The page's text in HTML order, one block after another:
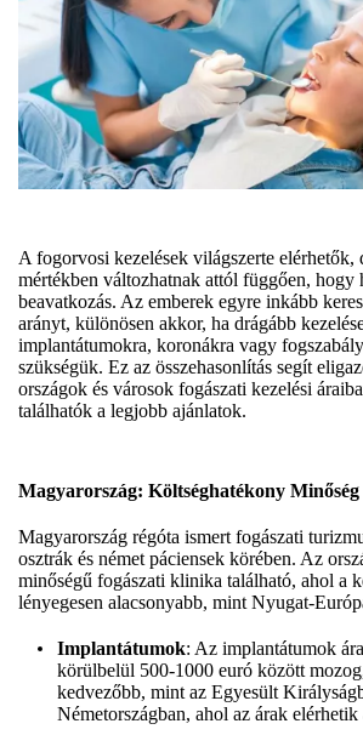
A fogorvosi kezelések világszerte elérhetők,
mértékben változhatnak attól függően, hogy
beavatkozás. Az emberek egyre inkább
arányt, különösen akkor, ha drágább
implantátumokra, koronákra vagy
szükségük. Ez az összehasonlítás segít
országok és városok fogászati kezelési
találhatók a legjobb ajánlatok.
Magyarország: Költséghatékony Minőség
Magyarország régóta ismert fogászati
osztrák és német páciensek körében. Az
minőségű fogászati klinika található, ahol a
lényegesen alacsonyabb, mint Nyugat-
Implantátumok: Az implantátumok
körülbelül 500-1000 euró között
kedvezőbb, mint az Egyesült
Németországban, ahol az árak